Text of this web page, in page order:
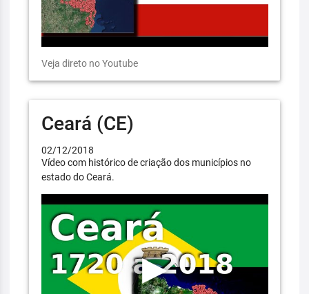
Veja direto no Youtube
Ceará (CE)
02/12/2018
Vídeo com histórico de criação dos municípios no
estado do Ceará.